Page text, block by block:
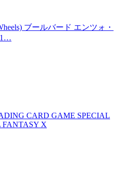
ブールバード エンツォ・
1…
CARD GAME SPECIAL
X